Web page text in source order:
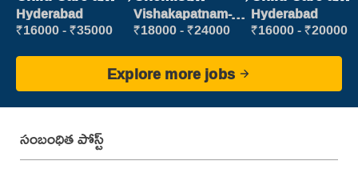
Patient care
Hyderabad
₹16000 - ₹35000
Production
Executive
Vishakapatnam-
new
₹18000 - ₹24000
Patient care
Hyderabad
₹16000 - ₹20000
Explore more jobs
సంబంధిత పోస్ట్